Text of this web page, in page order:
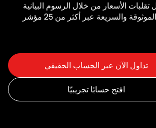
تقلبات الأسعار من خلال الرسوم البيانية